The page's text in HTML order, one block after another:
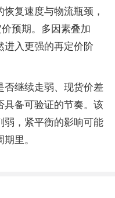
复速度与物流瓶颈，
预期。多因素叠加
进入更强的再定价阶
否继续走弱、现货价差
具备可验证的节奏。该
弱，紧平衡的影响可能
里。